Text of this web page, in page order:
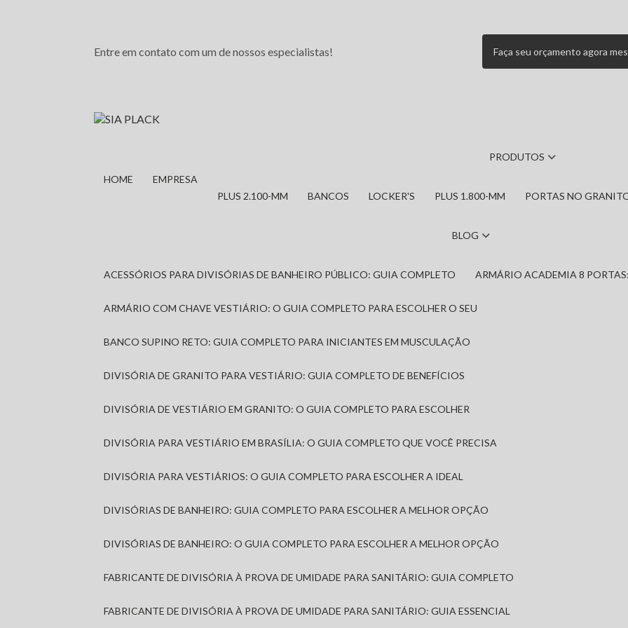
Entre em contato com um de nossos especialistas! Faça seu orçamento agora
HOME EMPRESA
PRODUTOS
PLUS 2.100-MM BANCOS LOCKER'S PLUS 1.800-MM PORTAS NO
BLOG
ACESSÓRIOS PARA DIVISÓRIAS DE BANHEIRO PÚBLICO: GUIA COMPLETO ARMÁRIO ACADEMIA 8
ARMÁRIO COM CHAVE VESTIÁRIO: O GUIA COMPLETO PARA ESCOLHER O SEU
BANCO SUPINO RETO: GUIA COMPLETO PARA INICIANTES EM MUSCULAÇÃO
DIVISÓRIA DE GRANITO PARA VESTIÁRIO: GUIA COMPLETO DE BENEFÍCIOS
DIVISÓRIA DE VESTIÁRIO EM GRANITO: O GUIA COMPLETO PARA ESCOLHER
DIVISÓRIA PARA VESTIÁRIO EM BRASÍLIA: O GUIA COMPLETO QUE VOCÊ PRECISA
DIVISÓRIA PARA VESTIÁRIOS: O GUIA COMPLETO PARA ESCOLHER A IDEAL
DIVISÓRIAS DE BANHEIRO: GUIA COMPLETO PARA ESCOLHER A MELHOR OPÇÃO
DIVISÓRIAS DE BANHEIRO: O GUIA COMPLETO PARA ESCOLHER A MELHOR OPÇÃO
FABRICANTE DE DIVISÓRIA À PROVA DE UMIDADE PARA SANITÁRIO: GUIA COMPLETO
FABRICANTE DE DIVISÓRIA À PROVA DE UMIDADE PARA SANITÁRIO: GUIA ESSENCIAL